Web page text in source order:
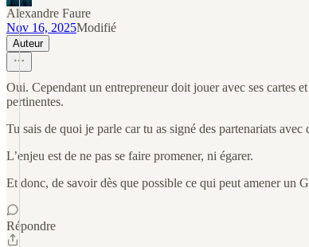
Alexandre Faure
Nov 16, 2025Modifié
Auteur
Oui. Cependant un entrepreneur doit jouer avec ses cartes
pertinentes.
Tu sais de quoi je parle car tu as signé des partenariats avec
L’enjeu est de ne pas se faire promener, ni égarer.
Et donc, de savoir dès que possible ce qui peut amener un
Répondre